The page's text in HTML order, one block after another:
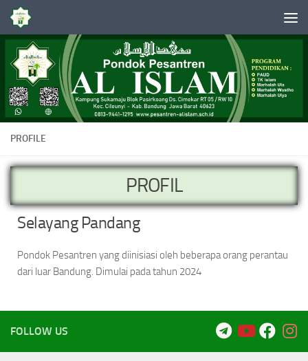
Skip to content
PROFILE
PROFIL
Selayang Pandang
Pondok Pesantren yang diinisiasi oleh beberapa orang perantau
dari luar Bandung. Dimulai pada tahun 2024
FOLLOW US